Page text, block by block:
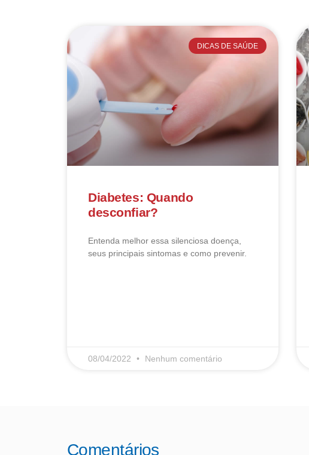
DICAS DE SAÚDE
Diabetes: Quando
desconfiar?
Entenda melhor essa silenciosa doença,
seus principais sintomas e como prevenir.
08/04/2022 Nenhum comentário
Comentários